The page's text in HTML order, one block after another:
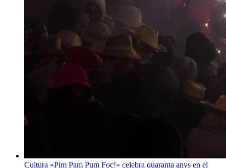
Cultura «Pim Pam Pum Foc!» celebra quaranta anys en el